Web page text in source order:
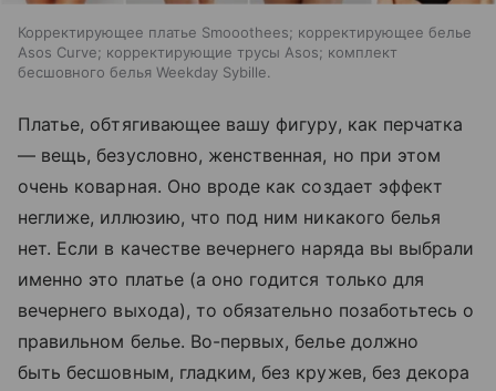
Корректирующее платье Smooothees; корректирующее белье
Asos Curve; корректирующие трусы Asos; комплект
бесшовного белья Weekday Sybille.
Платье, обтягивающее вашу фигуру, как перчатка
— вещь, безусловно, женственная, но при этом
очень коварная. Оно вроде как создает эффект
неглиже, иллюзию, что под ним никакого белья
нет. Если в качестве вечернего наряда вы выбрали
именно это платье (а оно годится только для
вечернего выхода), то обязательно позаботьтесь о
правильном белье. Во-первых, белье должно
быть бесшовным, гладким, без кружев, без декора